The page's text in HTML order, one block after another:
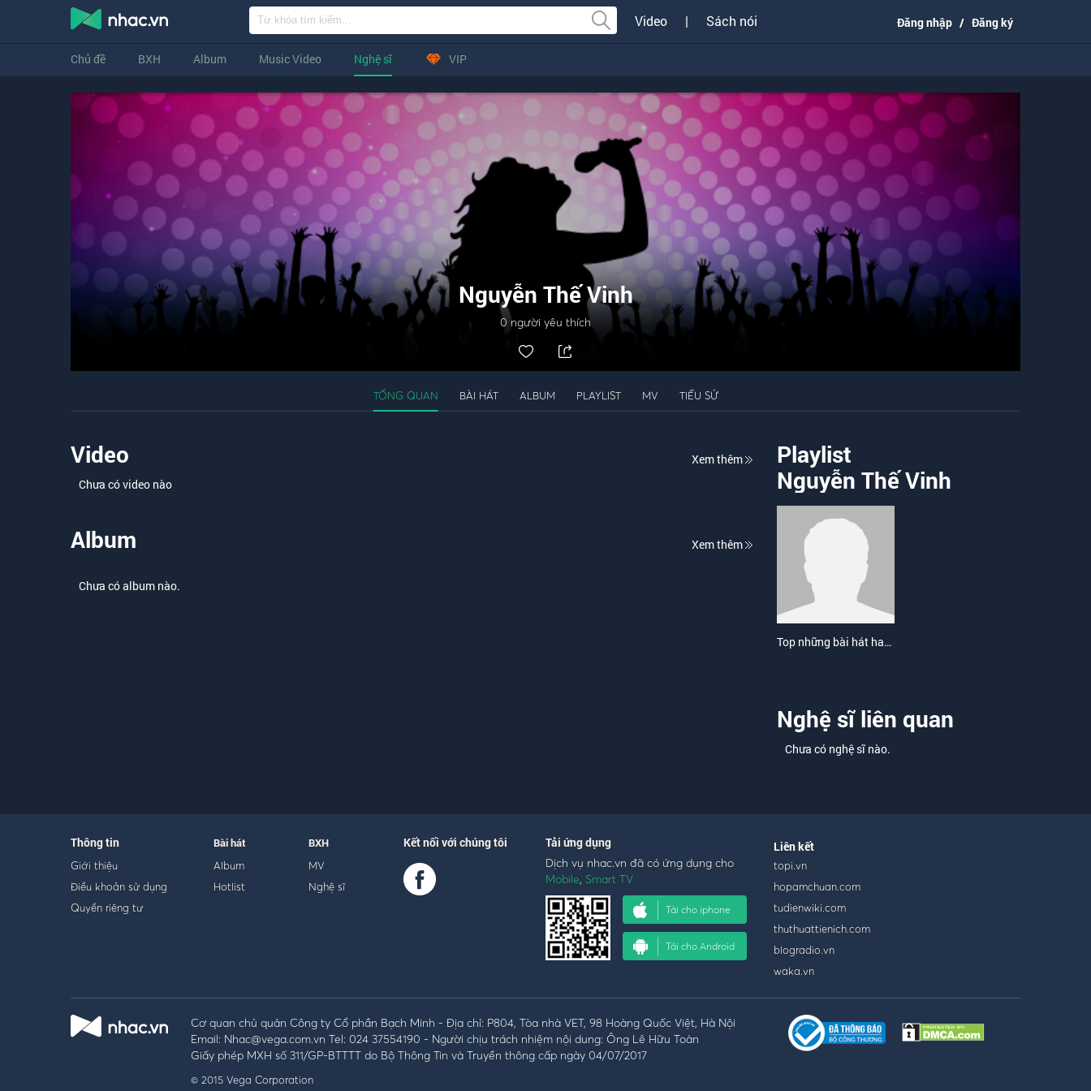
Video | Sách nói Đăng nhập / Đăng ký
Chủ đề BXH Album Music Video Nghệ sĩ VIP
Nguyễn Thế Vinh
0 người yêu thích
TỔNG QUAN BÀI HÁT ALBUM PLAYLIST MV TIỂU SỬ
Video
Xem thêm
Chưa có video nào
Album Xem thêm
Chưa có album nào.
Playlist
Nguyễn Thế Vinh
Top những bài hát hay nhất của Nguyễn Thế Vinh
Nghệ sĩ liên quan
Chưa có nghệ sĩ nào.
Thông tin
Giới thiệu
Điều khoản sử dụng
Quyền riêng tư
Bài hát
Album
Hotlist
BXH
MV
Nghệ sĩ
Kết nối với chúng tôi Tải ứng dụng
Dịch vụ nhac.vn đã có ứng dụng cho
Mobile, Smart TV
Tải cho iphone
Tải cho Android
Liên kết
topi.vn
hopamchuan.com
tudienwiki.com
thuthuattienich.com
blogradio.vn
waka.vn
Cơ quan chủ quản Công ty Cổ phần Bạch Minh - Địa chỉ: P804, Tòa nhà VET, 98 Hoàng Quốc Việt, Hà Nội
Email: Nhac@vega.com.vn Tel: 024 37554190 - Người chịu trách nhiệm nội dung: Ông Lê Hữu Toàn
Giấy phép MXH số 311/GP-BTTTT do Bộ Thông Tin và Truyền thông cấp ngày 04/07/2017
© 2015 Vega Corporation